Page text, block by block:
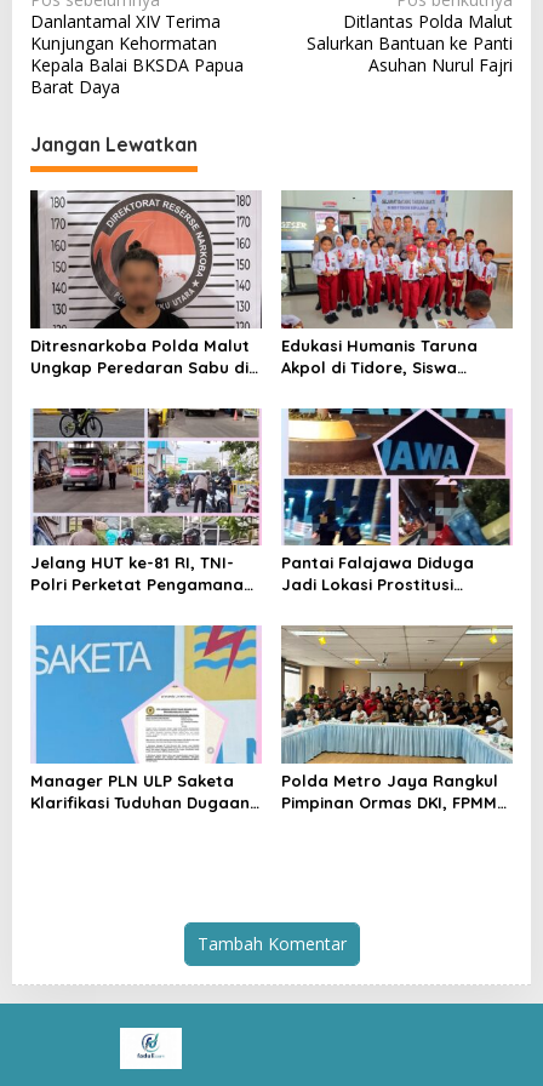
a
v
i
g
a
s
i
p
o
s
Danlantamal XIV Terima
Kunjungan Kehormatan
Kepala Balai BKSDA Papua
Barat Daya
Ditlantas Polda Malut
Salurkan Bantuan ke Panti
Asuhan Nurul Fajri
Jangan Lewatkan
Ditresnarkoba Polda Malut
Ungkap Peredaran Sabu di
Pengedar Diamankan
Edukasi Humanis Taruna
Akpol di Tidore, Siswa
Mandiri
Jelang HUT ke-81 RI, TNI-
Polri Perketat Pengamanan
Pemeriksaan Kendaraan
hingga Patroli Rutin
Pantai Falajawa Diduga
Jadi Lokasi Prostitusi
Miras, Warga Desak
Penertiban
Manager PLN ULP Saketa
Klarifikasi Tuduhan Dugaan
Polda Metro Jaya Rangkul
Pimpinan Ormas DKI, FPMM
Tambah Komentar